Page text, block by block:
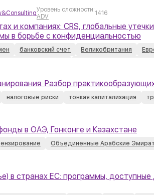
Уровень сложности:
ADV
1416
и компаниях: CRS, глобальные
в борьбе с конфиденциальностью
банковский счет Великобритания
Разбор
налоговые риски тонкая капитализация
в ОАЭ, Гонконге и Казахстане
Объединенные Арабские
в странах ЕС: программы, доступные